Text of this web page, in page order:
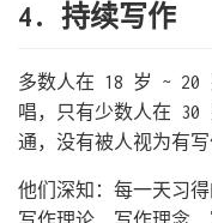
4. 持续写作
多数人在 18 岁 ~ 20
唱，只有少数人在 30
通，没有被人视为有写
他们深知：每一天习